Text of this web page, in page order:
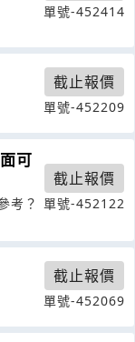
單號-452414
截止報價
單號-452209
可
考？
截止報價
單號-452122
截止報價
單號-452069